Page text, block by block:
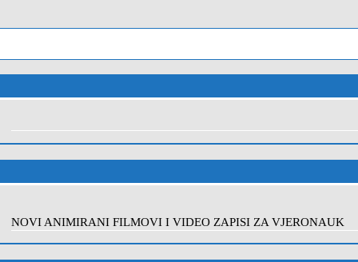
NOVI ANIMIRANI FILMOVI I VIDEO ZAPISI ZA VJERONAUK